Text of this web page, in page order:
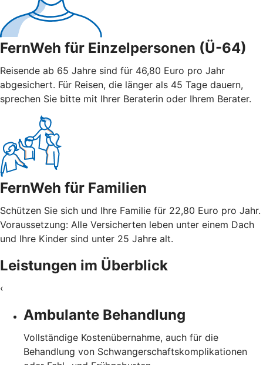
FernWeh für Einzelpersonen (Ü-64)
Reisende ab 65 Jahre sind für 46,80 Euro pro Jahr
abgesichert. Für Reisen, die länger als 45 Tage dauern,
sprechen Sie bitte mit Ihrer Beraterin oder Ihrem Berater.
FernWeh für Familien
Schützen Sie sich und Ihre Familie für 22,80 Euro pro Jahr.
Voraussetzung: Alle Versicherten leben unter einem Dach
und Ihre Kinder sind unter 25 Jahre alt.
Leistungen im Überblick
‹
Ambulante Behandlung
Vollständige Kostenübernahme, auch für die
Behandlung von Schwangerschaftskomplikationen